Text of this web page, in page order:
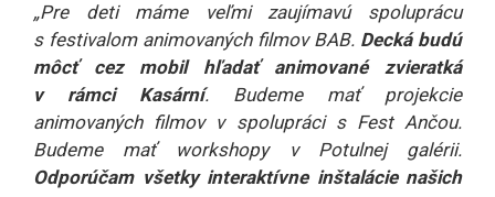
„Pre deti máme veľmi zaujímavú spoluprácu
s festivalom animovaných filmov BAB. Decká budú
môcť cez mobil hľadať animované zvieratká
v rámci Kasární. Budeme mať projekcie
animovaných filmov v spolupráci s Fest Ančou.
Budeme mať workshopy v Potulnej galérii.
Odporúčam všetky interaktívne inštalácie našich